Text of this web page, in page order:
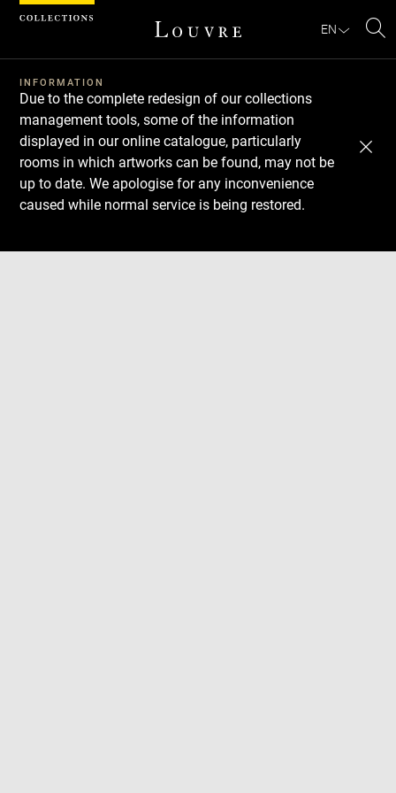
EN
INFORMATION
Due to the complete redesign of our collections
management tools, some of the information
displayed in our online catalogue, particularly
rooms in which artworks can be found, may not be
up to date. We apologise for any inconvenience
caused while normal service is being restored.
Download
Next
Previous
Cookies management panel